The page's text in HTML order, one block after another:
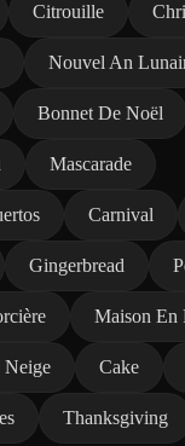
Citrouille
Nouvel An
Bonnet De Noël
Mascarade
Carnival
Gingerbread
Maison En
Neige Cake
Thanksgiving